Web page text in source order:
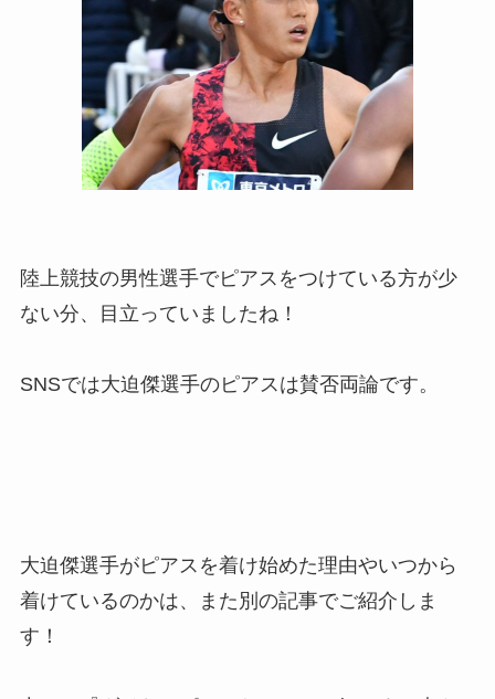
陸上競技の男性選手でピアスをつけている方が少
ない分、目立っていましたね！
SNSでは大迫傑選手のピアスは賛否両論です。
大迫傑選手がピアスを着け始めた理由やいつから
着けているのかは、また別の記事でご紹介しま
す！